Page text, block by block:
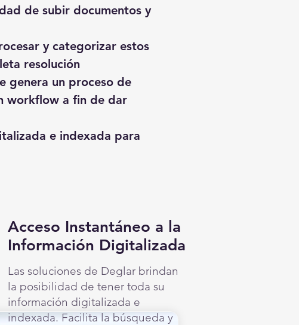
de subir documentos y
y categorizar estos
resolución
genera un proceso de
workflow a fin de dar
e indexada para
Acceso Instantáneo a la
Información Digitalizada
Las soluciones de Deglar brindan
la posibilidad de tener toda su
información digitalizada e
indexada. Facilita la búsqueda y